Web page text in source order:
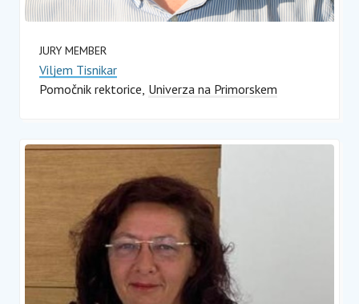
JURY MEMBER
Viljem Tisnikar
Pomočnik rektorice Univerza na Primorskem